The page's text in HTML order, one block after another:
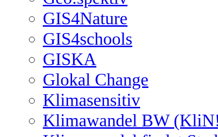
GIS4Nature
GIS4schools
GISKA
Glokal Change
Klimasensitiv
Klimawandel BW